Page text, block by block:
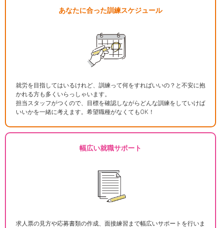
あなたに合った訓練スケジュール
就労を目指してはいるけれど、訓練って何をすればいいの？と不安に抱
かれる方も多くいらっしゃいます。
担当スタッフがつくので、目標を確認しながらどんな訓練をしていけば
いいかを一緒に考えます。希望職種がなくてもOK！
幅広い就職サポート
求人票の見方や応募書類の作成、面接練習まで幅広いサポートを行いま